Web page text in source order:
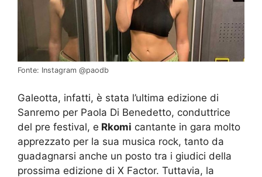
Fonte: Instagram @paodb
Galeotta, infatti, è stata l’ultima edizione di
Sanremo per Paola Di Benedetto, conduttrice
del pre festival, e Rkomi cantante in gara molto
apprezzato per la sua musica rock, tanto da
guadagnarsi anche un posto tra i giudici della
prossima edizione di X Factor. Tuttavia, la